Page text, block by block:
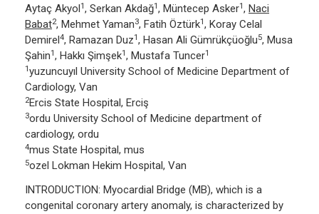
Aytaç Akyol 1, Serkan Akdağ1, Müntecep Asker1, Naci
Babat2, Mehmet Yaman3, Fatih Öztürk1, Koray Celal
Demirel 4, Ramazan Duz1, Hasan Ali Gümrükçüoğlu5, Musa
Şahin1, Hakkı Şimşek1, Mustafa Tuncer1
1yuzuncuyıl University School of Medicine Department of
Cardiology, Van
2Ercis State Hospital, Erciş
3ordu University School of Medicine department of
cardiology, ordu
4mus State Hospital, mus
5ozel Lokman Hekim Hospital, Van
INTRODUCTION: Myocardial Bridge (MB), which is a
congenital coronary artery anomaly, is characterized by